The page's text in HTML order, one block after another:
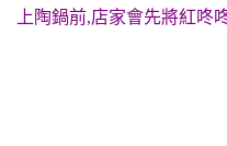
上陶鍋前,店家會先將紅咚